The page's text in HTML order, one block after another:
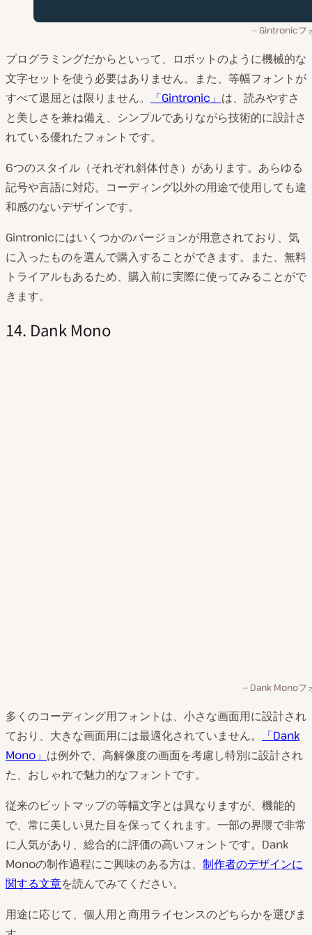
Gintronicフ
プログラミングだからといって、ロボットのように機械的な
文字セットを使う必要はありません。また、等幅フォントが
すべて退屈とは限りません。
「Gintronic」 は、読みやすさ
と美しさを兼ね備え、シンプルでありながら技術的に設計さ
れている優れたフォントです。
6つのスタイル（それぞれ斜体付き）があります。あらゆる
記号や言語に対応。コーディング以外の用途で使用しても違
和感のないデザインです。
Gintronicにはいくつかのバージョンが用意されており、気
に入ったものを選んで購入することができます。また、無料
トライアルもあるため、購入前に実際に使ってみることがで
きます。
14. Dank Mono
Dank Monoフ
多くのコーディング用フォントは、小さな画面用に設計され
ており、大きな画面用には最適化されていません。
「Dank
Mono」 は例外で、高解像度の画面を考慮し特別に設計され
た、おしゃれで魅力的なフォントです。
従来のビットマップの等幅文字とは異なりますが、機能的
で、常に美しい見た目を保ってくれます。一部の界隈で非常
に人気があり、総合的に評価の高いフォントです。Dank
Monoの制作過程にご興味のある方は、 制作者のデザインに
関する文章を読んでみてください。
用途に応じて、個人用と商用ライセンスのどちらかを選びま